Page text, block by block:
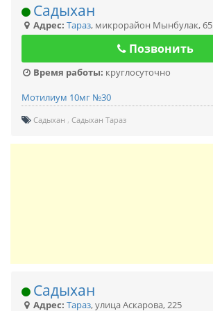
Садыхан
Адрес: Тараз, микрорайон Мынбулак, 65
Позвонить
Время работы: круглосуточно
Мотилиум 10мг №30
Садыхан Садыхан Тараз
Садыхан
Адрес: Тараз,улица Аскарова, 225